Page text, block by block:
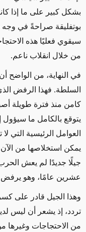
بشكل كبير على ما إذا
بوتفليقة صراحةً في وجه
سيقوي فعليًا هذه
من خلال انقلاب ناعم.
في النهاية، من الواضح
السلطة. فهذا الرفض
كامن منذ فترة طويلة
يتوقع بالكامل ما
العوامل الرئيسية التي
يمكن استخلاصها من
جيلًا جديدًا لم يعش
عشرين عامًا، وهو يرفض
وهذا الجيل قادر على
تردد، إذ يشعر أن ليس
من الاحتجاجات وغيرها